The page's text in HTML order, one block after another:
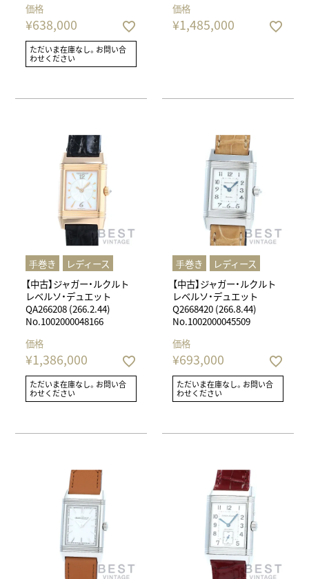
価格
¥638,000
ただいま在庫なし。お問い合
わせください
価格
¥1,485,000
⼿巻き
レディース
【中古】ジャガー・ルクルト
レベルソ・デュエット
QA266208 (266.2.44)
No.1002000048166
価格
¥1,386,000
ただいま在庫なし。お問い合
わせください
⼿巻き
レディース
【中古】ジャガー・ルクルト
レベルソ・デュエット
Q2668420 (266.8.44)
No.1002000045509
価格
¥693,000
ただいま在庫なし。お問い合
わせください